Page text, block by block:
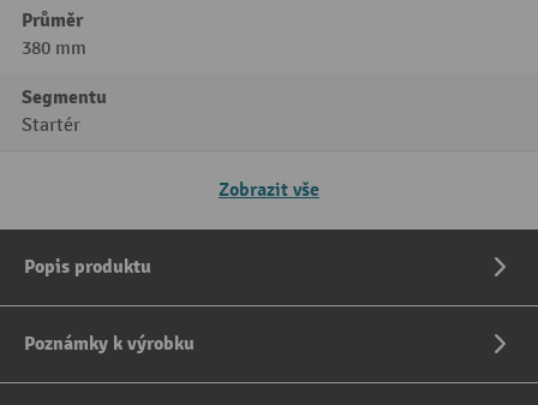
Průměr
380 mm
Segmentu
Startér
Zobrazit vše
Popis produktu
Poznámky k výrobku